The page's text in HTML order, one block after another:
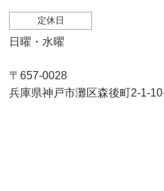
定休日
日曜・水曜
〒657-0028
兵庫県神戸市灘区森後町2-1-